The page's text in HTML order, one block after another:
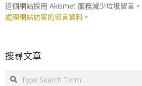
這個網站採用 Akismet 服務減少垃圾留言。
處理網站訪客的留言資料 。
搜尋文章
Search